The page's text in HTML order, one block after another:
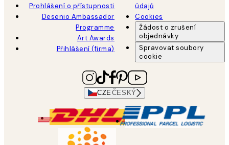
Prohlášení o přístupnosti
Desenio Ambassador
Programme
Art Awards
Přihlášení (firma)
údajů
Cookies
Žádost o zrušení
objednávky
Spravovat soubory
cookie
CZEČESKÝ